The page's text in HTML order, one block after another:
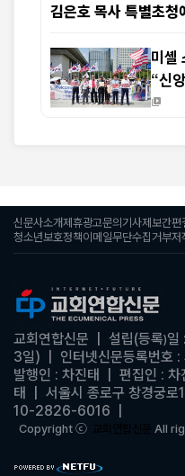
김은호 목사 특별초청
미셸
“신
도약
신문사소개제휴광고문의 기사제보간편
청소년보호정책 이메일무단수집거부저
교회연합신문 | 설립(등록)일
3일)
인터넷신문등록번호
발행인 : 차진태 | 편집인 : 차
태
| 서울시 종로구 창경궁
10-2826-6016
Copyright ⓒ 교회연합신문 All